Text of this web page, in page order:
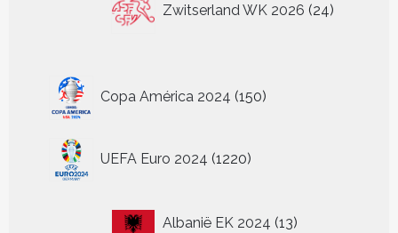
Zwitserland WK 2026 24
producten
Copa América 2024 150
producten
UEFA Euro 2024 1220
producten
Albanië EK 2024 1313